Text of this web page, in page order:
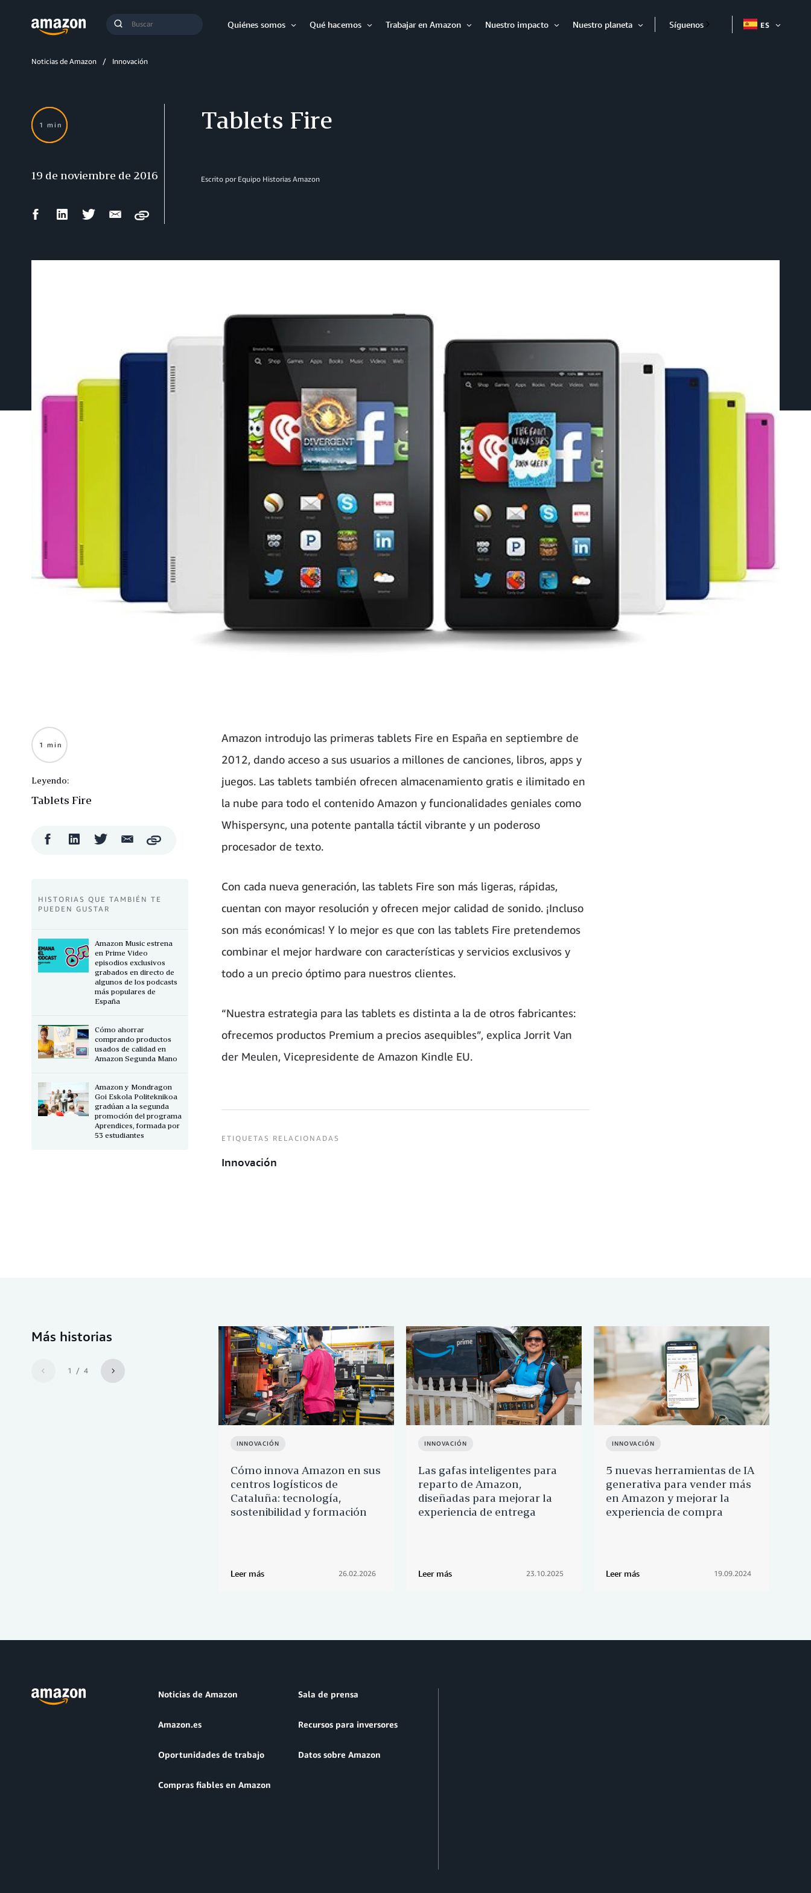
Enviar
Quiénes somos
Qué hacemos
Trabajar en Amazon
Nuestro impacto
Nuestro planeta
Expandir
Síguenos ES
Noticias de Amazon Innovación
Tablets Fire
Escrito por Equipo Historias Amazon
1 min
19 de noviembre de 2016
CompartirCompartirCompartirCompartir
Copy
Amazon introdujo las primeras tablets Fire en España en septiembre de
2012, dando acceso a sus usuarios a millones de canciones, libros, apps y
juegos. Las tablets también ofrecen almacenamiento gratis e ilimitado en
la nube para todo el contenido Amazon y funcionalidades geniales como
Whispersync, una potente pantalla táctil vibrante y un poderoso
procesador de texto.
Con cada nueva generación, las tablets Fire son más ligeras, rápidas,
cuentan con mayor resolución y ofrecen mejor calidad de sonido. ¡Incluso
son más económicas! Y lo mejor es que con las tablets Fire pretendemos
combinar el mejor hardware con características y servicios exclusivos y
todo a un precio óptimo para nuestros clientes.
“Nuestra estrategia para las tablets es distinta a la de otros fabricantes:
ofrecemos productos Premium a precios asequibles”, explica Jorrit Van
der Meulen, Vicepresidente de Amazon Kindle EU.
ETIQUETAS RELACIONADAS
Innovación
1 min
Leyendo:
Tablets Fire
CompartirCompartirCompartirCompartir
Copy
HISTORIAS QUE TAMBIÉN TE
PUEDEN GUSTAR
Amazon Music estrena
en Prime Video
episodios exclusivos
grabados en directo de
algunos de los podcasts
más populares de
España
Cómo ahorrar
comprando productos
usados de calidad en
Amazon Segunda Mano
Amazon y Mondragon
Goi Eskola Politeknikoa
gradúan a la segunda
promoción del programa
Aprendices, formada por
53 estudiantes
Más historias
1 / 4
INNOVACIÓN
Cómo innova Amazon en sus
centros logísticos de
Cataluña: tecnología,
sostenibilidad y formación
Leer más 26.02.2026
INNOVACIÓN
Las gafas inteligentes para
reparto de Amazon,
diseñadas para mejorar la
experiencia de entrega
Leer más 23.10.2025
INNOVACIÓN
5 nuevas herramientas de IA
generativa para vender más
en Amazon y mejorar la
experiencia de compra
Leer más 19.09.2024
Noticias de Amazon Sala de prensa
Amazon.es Recursos para inversores
Oportunidades de trabajo Datos sobre Amazon
Compras fiables en Amazon